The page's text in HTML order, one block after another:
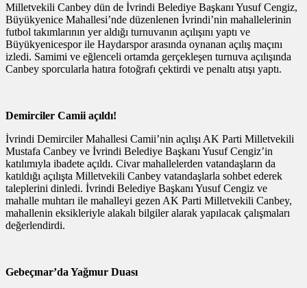
Milletvekili Canbey dün de İvrindi Belediye Başkanı Yusuf Cengiz,
Büyükyenice Mahallesi’nde düzenlenen İvrindi’nin mahallelerinin
futbol takımlarının yer aldığı turnuvanın açılışını yaptı ve
Büyükyenicespor ile Haydarspor arasında oynanan açılış maçını
izledi. Samimi ve eğlenceli ortamda gerçekleşen turnuva açılışında
Canbey sporcularla hatıra fotoğrafı çektirdi ve penaltı atışı yaptı.
Demirciler Camii açıldı!
İvrindi Demirciler Mahallesi Camii’nin açılışı AK Parti Milletvekili
Mustafa Canbey ve İvrindi Belediye Başkanı Yusuf Cengiz’in
katılımıyla ibadete açıldı. Civar mahallelerden vatandaşların da
katıldığı açılışta Milletvekili Canbey vatandaşlarla sohbet ederek
taleplerini dinledi. İvrindi Belediye Başkanı Yusuf Cengiz ve
mahalle muhtarı ile mahalleyi gezen AK Parti Milletvekili Canbey,
mahallenin eksikleriyle alakalı bilgiler alarak yapılacak çalışmaları
değerlendirdi.
Gebeçınar’da Yağmur Duası